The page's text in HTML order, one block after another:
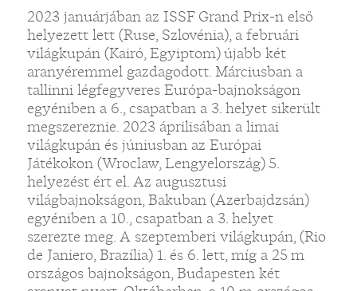
2023 januárjában az ISSF Grand Prix-n első
helyezett lett (Ruse, Szlovénia), a februári
világkupán (Kairó, Egyiptom) újabb két
aranyéremmel gazdagodott. Márciusban a
tallinni légfegyveres Európa-bajnokságon
egyéniben a 6., csapatban a 3. helyet sikerült
megszereznie. 2023 áprilisában a limai
világkupán és júniusban az Európai
Játékokon (Wroclaw, Lengyelország) 5.
helyezést ért el. Az augusztusi
világbajnokságon, Bakuban (Azerbajdzsán)
egyéniben a 10., csapatban a 3. helyet
szerezte meg. A szeptemberi világkupán, (Rio
de Janiero, Brazília) 1. és 6. lett, míg a 25 m
országos bajnokságon, Budapesten két